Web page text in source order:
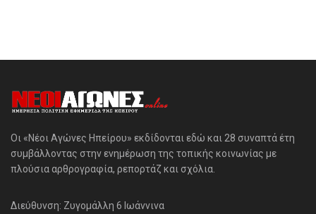
Οι «Νέοι Αγώνες Ηπείρου» εκδίδονται εδώ και 28 συναπτά έτη
συμβάλλοντας στην ενημέρωση της τοπικής κοινωνίας με
πλούσια αρθρογραφία, ρεπορτάζ και σχόλια.
Διεύθυνση: Ζυγομάλλη 6 Ιωάννινα